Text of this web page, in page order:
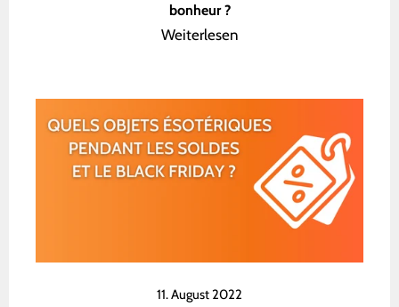
bonheur ?
Weiterlesen
11. August 2022